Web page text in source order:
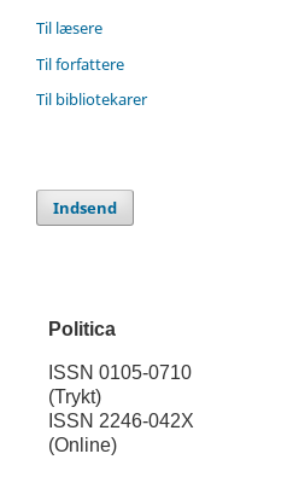
Til læsere
Til forfattere
Til bibliotekarer
Indsend
Politica
ISSN 0105-0710
(Trykt)
ISSN 2246-042X
(Online)